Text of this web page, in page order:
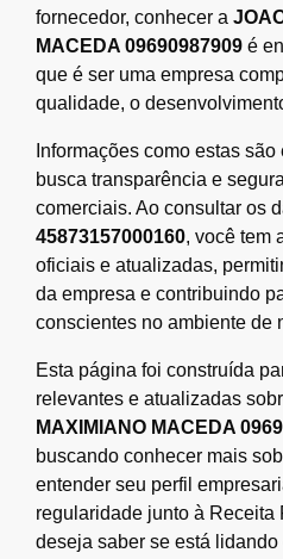
fornecedor, conhecer a
MACEDA 09690987909 é
que é ser uma empresa
qualidade, o
Informações como estas
busca transparência e
comerciais. Ao consultar os
45873157000160, você tem
oficiais e atualizadas,
da empresa e contribuindo
conscientes no ambiente de
Esta página foi construída
relevantes e atualizadas
MAXIMIANO MACEDA
buscando conhecer mais
entender seu perfil
regularidade junto à
deseja saber se está lidando